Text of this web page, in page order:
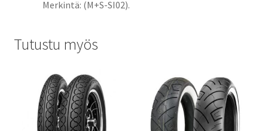
Merkintä: (M+S-SI02).
Tutustu myös